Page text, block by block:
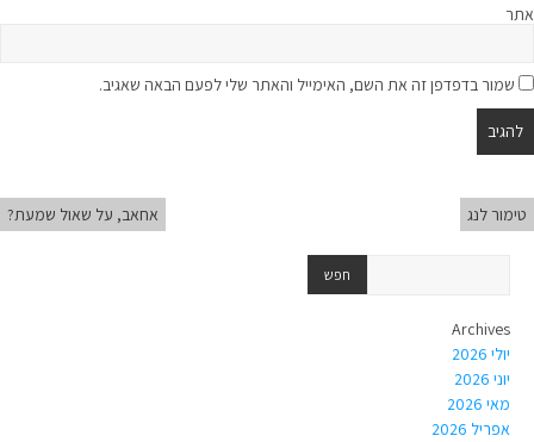
אתר
שמור בדפדפן זה את השם, האימייל והאתר שלי לפעם הבאה שאגיב.
טימור לנג אחאב, על שאול שמעת?
Archives
יולי 2026
יוני 2026
מאי 2026
אפריל 2026